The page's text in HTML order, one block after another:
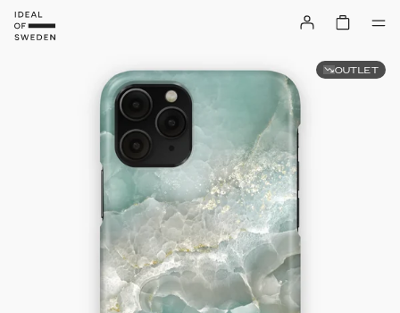
OUTLET